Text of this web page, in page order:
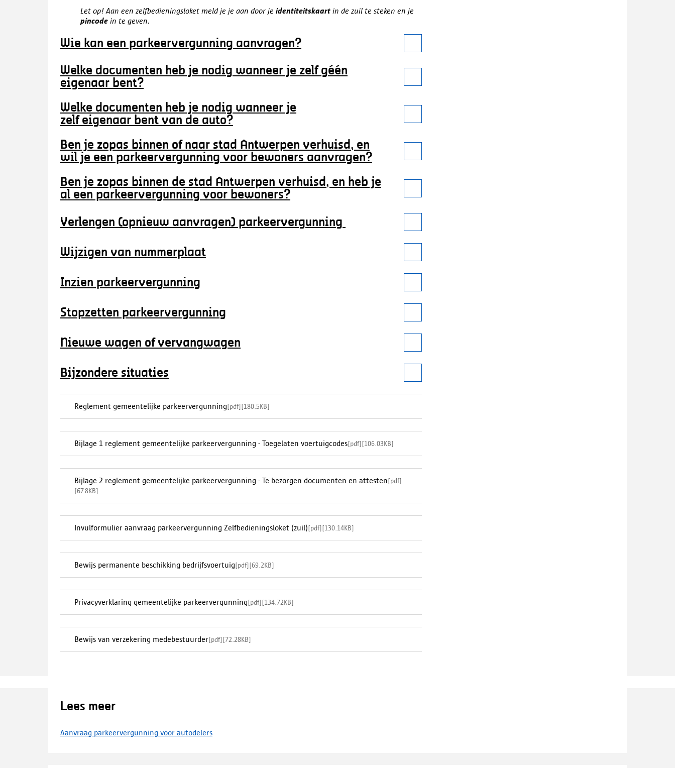
Let op! Aan een zelfbedieningsloket meld je je aan door je identiteitskaart in de zuil te steken en je
pincode in te geven.
Wie kan een parkeervergunning aanvragen?
Welke documenten heb je nodig wanneer je zelf géén
eigenaar bent?
Welke documenten heb je nodig wanneer je
zelf eigenaar bent van de auto?
Ben je zopas binnen of naar stad Antwerpen verhuisd, en
wil je een parkeervergunning voor bewoners aanvragen?
Ben je zopas binnen de stad Antwerpen verhuisd, en heb je
al een parkeervergunning voor bewoners?
Verlengen (opnieuw aanvragen) parkeervergunning
Wijzigen van nummerplaat
Inzien parkeervergunning
Stopzetten parkeervergunning
Nieuwe wagen of vervangwagen
Bijzondere situaties
Reglement gemeentelijke parkeervergunning[pdf][180.5KB]
Bijlage 1 reglement gemeentelijke parkeervergunning - Toegelaten voertuigcodes[pdf][106.03KB]
Bijlage 2 reglement gemeentelijke parkeervergunning - Te bezorgen documenten en attesten[pdf]
[67.8KB]
Invulformulier aanvraag parkeervergunning Zelfbedieningsloket (zuil)[pdf][130.14KB]
Bewijs permanente beschikking bedrijfsvoertuig[pdf][69.2KB]
Privacyverklaring gemeentelijke parkeervergunning[pdf][134.72KB]
Bewijs van verzekering medebestuurder[pdf][72.28KB]
Lees meer
Aanvraag parkeervergunning voor autodelers